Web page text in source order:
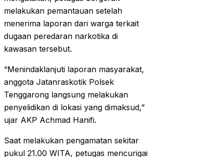
melakukan pemantauan setelah
menerima laporan dari warga terkait
dugaan peredaran narkotika di
kawasan tersebut.
“Menindaklanjuti laporan masyarakat,
anggota Jatanraskotik Polsek
Tenggarong langsung melakukan
penyelidikan di lokasi yang dimaksud,”
ujar AKP Achmad Hanifi.
Saat melakukan pengamatan sekitar
pukul 21.00 WITA, petugas mencurigai